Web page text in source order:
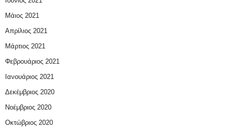
Μάιος 2021
Απρίλιος 2021
Μάρτιος 2021
Φεβρουάριος 2021
Ιανουάριος 2021
Δεκέμβριος 2020
Νοέμβριος 2020
Οκτώβριος 2020